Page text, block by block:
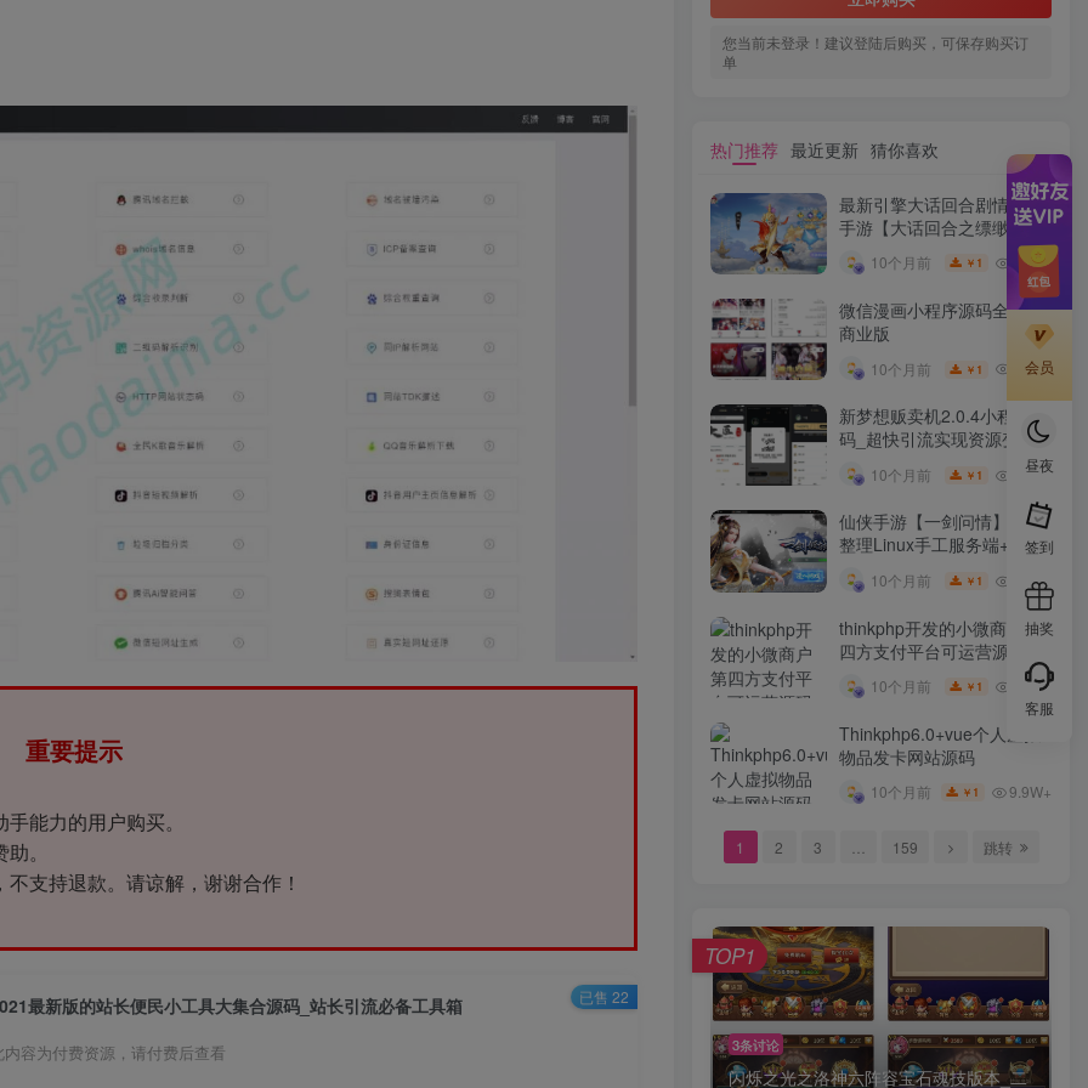
重要提示
能力的用户购买。
。
支持退款。请谅解，谢谢合作！
最新版的站长便民小工具大集合源码_站长引流必备工具箱
内容为付费资源，请付费后查看
已售 22
您当前未登录！建议登陆后购买，可保存购买订
单
热门推荐 最近更新 猜你喜欢
最新引擎大话回合剧情闯关
手游【大话回合之缥缈西游
内丹版小熊修复版第二季】
GM总运营管理后台安卓苹
10个月前 ￥ 1 10W+
微信漫画小程序源码全开源
商业版
10个月前 ￥ 1 10W+
新梦想贩卖机2.0.4小程序源
码_超快引流实现资源变现
10个月前 ￥ 1 10W+
仙侠手游【一剑问情】最新
整理Linux手工服务端+GM
后台+本地注册验证+双端
10个月前 ￥ 1 10W+
thinkphp开发的小微商户第
四方支付平台可运营源码
10个月前 ￥ 1 10W+
Thinkphp6.0+vue个人虚拟
物品发卡网站源码
10个月前 ￥ 1 9.9W+
1 2 3 159 跳转
3条讨论
闪烁之光之洛神六阵容宝石魂技版本_二
TOP1
会员
昼夜
签到
抽奖
客服